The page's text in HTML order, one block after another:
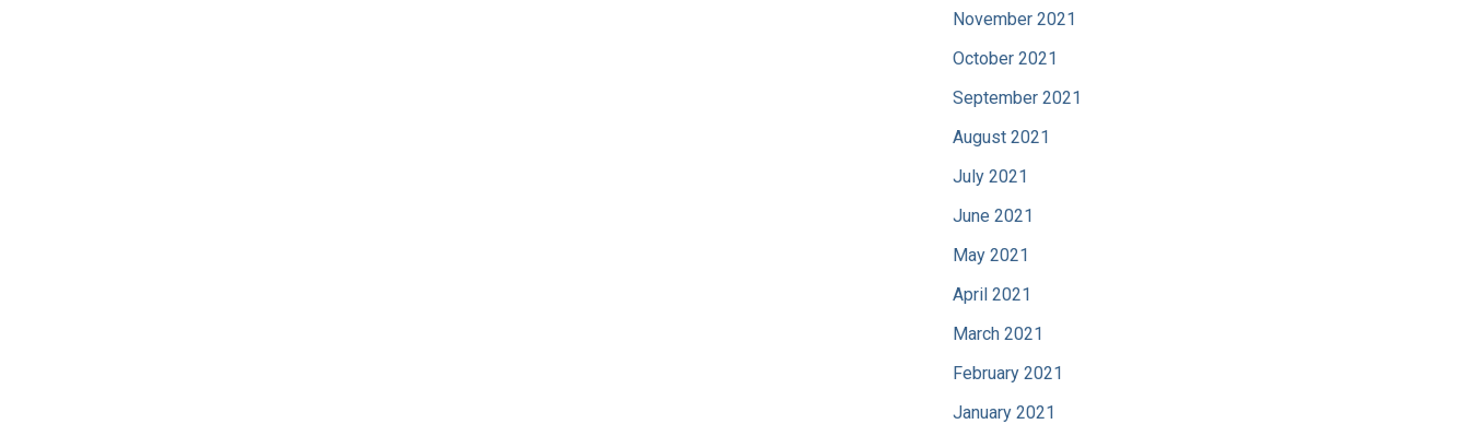
November 2021
October 2021
September 2021
August 2021
July 2021
June 2021
May 2021
April 2021
March 2021
February 2021
January 2021